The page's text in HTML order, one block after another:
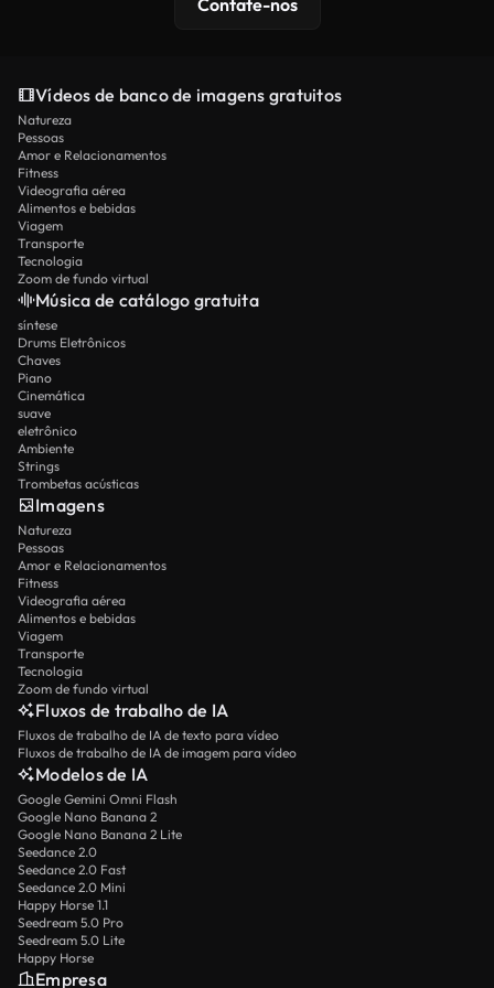
Contate-nos
Vídeos de banco de imagens gratuitos
Natureza
Pessoas
Amor e Relacionamentos
Fitness
Videografia aérea
Alimentos e bebidas
Viagem
Transporte
Tecnologia
Zoom de fundo virtual
Música de catálogo gratuita
síntese
Drums Eletrônicos
Chaves
Piano
Cinemática
suave
eletrônico
Ambiente
Strings
Trombetas acústicas
Imagens
Natureza
Pessoas
Amor e Relacionamentos
Fitness
Videografia aérea
Alimentos e bebidas
Viagem
Transporte
Tecnologia
Zoom de fundo virtual
Fluxos de trabalho de IA
Fluxos de trabalho de IA de texto para vídeo
Fluxos de trabalho de IA de imagem para vídeo
Modelos de IA
Google Gemini Omni Flash
Google Nano Banana 2
Google Nano Banana 2 Lite
Seedance 2.0
Seedance 2.0 Fast
Seedance 2.0 Mini
Happy Horse 1.1
Seedream 5.0 Pro
Seedream 5.0 Lite
Happy Horse
Empresa